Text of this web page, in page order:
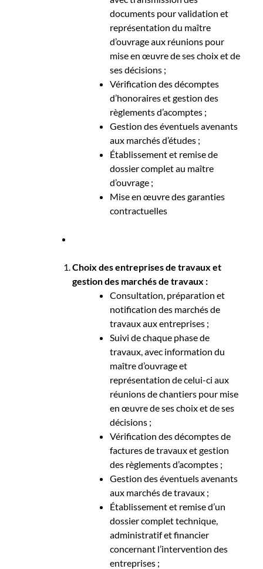
documents pour validation et
représentation du maître
d’ouvrage aux réunions pour
mise en œuvre de ses choix et de
ses décisions ;
Vérification des décomptes
d’honoraires et gestion des
règlements d’acomptes ;
Gestion des éventuels avenants
aux marchés d’études ;
Établissement et remise de
dossier complet au maître
d’ouvrage ;
Mise en œuvre des garanties
contractuelles
Choix des entreprises de travaux et
gestion des marchés de travaux :
Consultation, préparation et
notification des marchés de
travaux aux entreprises ;
Suivi de chaque phase de
travaux, avec information du
maître d’ouvrage et
représentation de celui-ci aux
réunions de chantiers pour mise
en œuvre de ses choix et de ses
décisions ;
Vérification des décomptes de
factures de travaux et gestion
des règlements d’acomptes ;
Gestion des éventuels avenants
aux marchés de travaux ;
Établissement et remise d’un
dossier complet technique,
administratif et financier
concernant l’intervention des
entreprises ;